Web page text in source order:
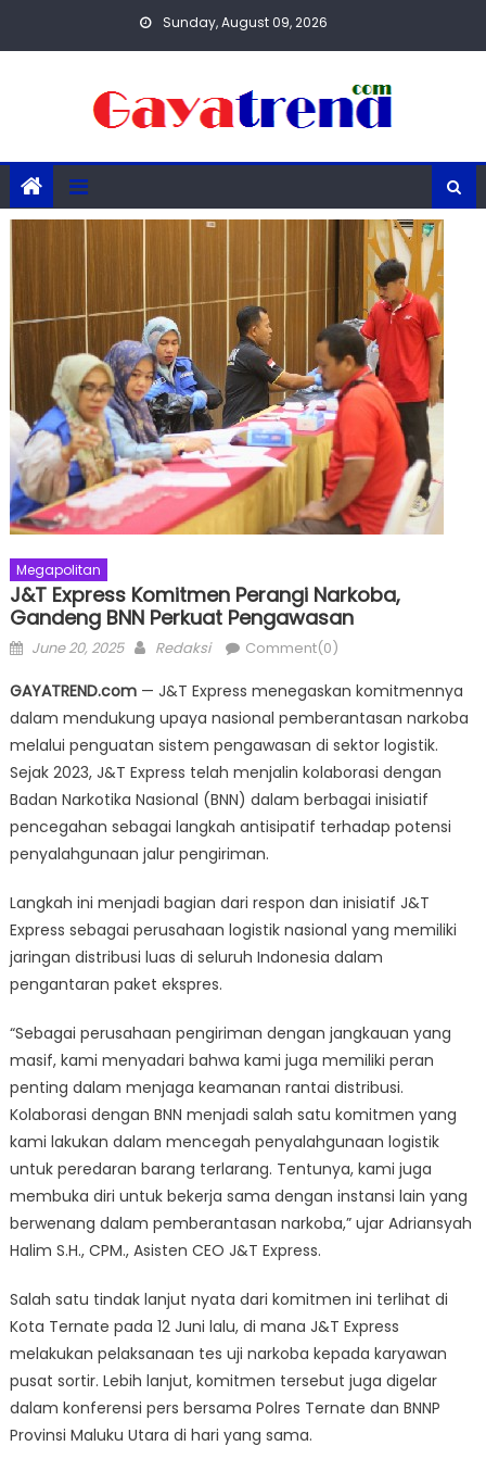
Sunday, August 09, 2026
Megapolitan
J&T Express Komitmen Perangi Narkoba,
Gandeng BNN Perkuat Pengawasan
Posted
June 20, 2025 Author
Redaksi Comment(0)
GAYATREND.com— J&T Express menegaskan komitmennya
dalam mendukung upaya nasional pemberantasan narkoba
melalui penguatan sistem pengawasan di sektor logistik.
Sejak 2023, J&T Express telah menjalin kolaborasi dengan
Badan Narkotika Nasional (BNN) dalam berbagai inisiatif
pencegahan sebagai langkah antisipatif terhadap potensi
penyalahgunaan jalur pengiriman.
Langkah ini menjadi bagian dari respon dan inisiatif J&T
Express sebagai perusahaan logistik nasional yang memiliki
jaringan distribusi luas di seluruh Indonesia dalam
pengantaran paket ekspres.
“Sebagai perusahaan pengiriman dengan jangkauan yang
masif, kami menyadari bahwa kami juga memiliki peran
penting dalam menjaga keamanan rantai distribusi.
Kolaborasi dengan BNN menjadi salah satu komitmen yang
kami lakukan dalam mencegah penyalahgunaan logistik
untuk peredaran barang terlarang. Tentunya, kami juga
membuka diri untuk bekerja sama dengan instansi lain yang
berwenang dalam pemberantasan narkoba,” ujar Adriansyah
Halim S.H., CPM., Asisten CEO J&T Express.
Salah satu tindak lanjut nyata dari komitmen ini terlihat di
Kota Ternate pada 12 Juni lalu, di mana J&T Express
melakukan pelaksanaan tes uji narkoba kepada karyawan
pusat sortir. Lebih lanjut, komitmen tersebut juga digelar
dalam konferensi pers bersama Polres Ternate dan BNNP
Provinsi Maluku Utara di hari yang sama.